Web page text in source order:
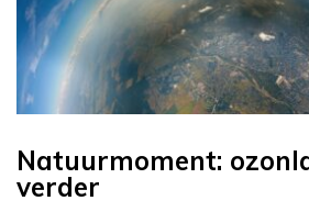
Natuurmoment:
verder